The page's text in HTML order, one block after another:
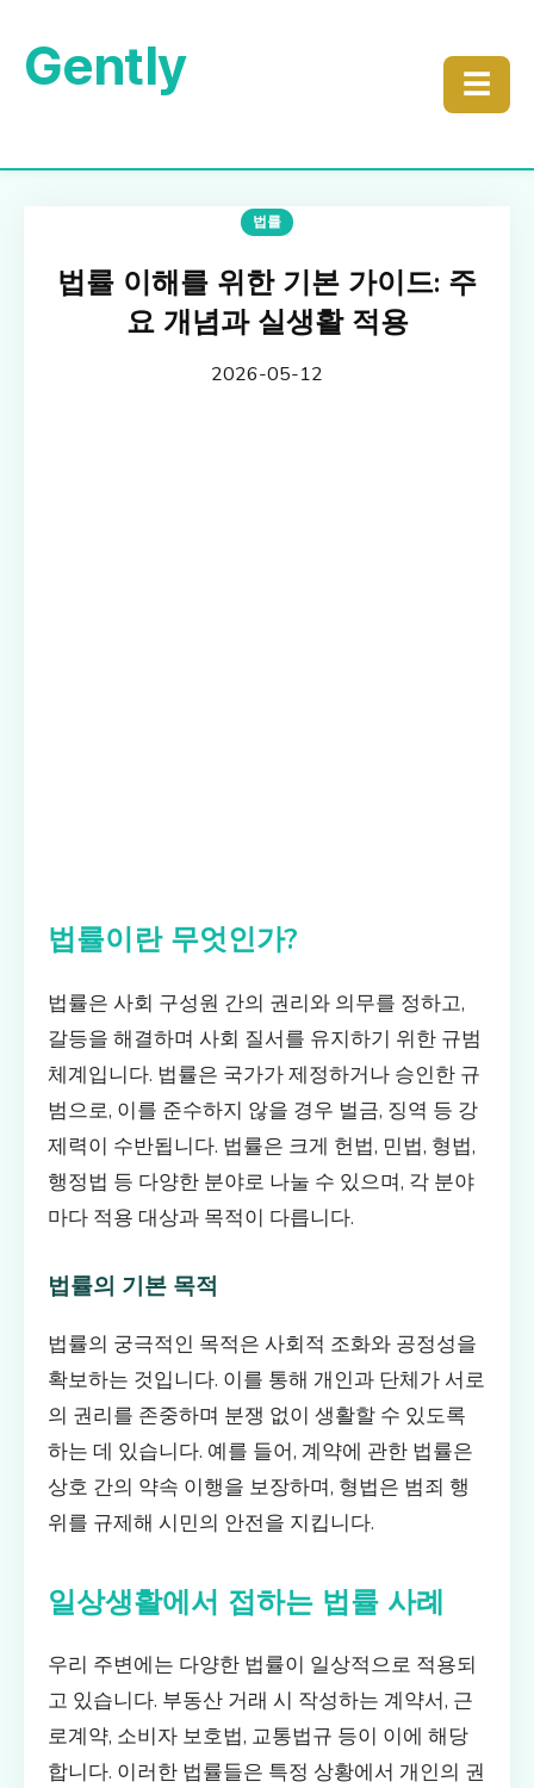
Gently ☰
법률
법률 이해를 위한 기본 가이드: 주
요 개념과 실생활 적용
2026-05-12
법률이란 무엇인가?
법률은 사회 구성원 간의 권리와 의무를 정하고,
갈등을 해결하며 사회 질서를 유지하기 위한 규범
체계입니다. 법률은 국가가 제정하거나 승인한 규
범으로, 이를 준수하지 않을 경우 벌금, 징역 등 강
제력이 수반됩니다. 법률은 크게 헌법, 민법, 형법,
행정법 등 다양한 분야로 나눌 수 있으며, 각 분야
마다 적용 대상과 목적이 다릅니다.
법률의 기본 목적
법률의 궁극적인 목적은 사회적 조화와 공정성을
확보하는 것입니다. 이를 통해 개인과 단체가 서로
의 권리를 존중하며 분쟁 없이 생활할 수 있도록
하는 데 있습니다. 예를 들어, 계약에 관한 법률은
상호 간의 약속 이행을 보장하며, 형법은 범죄 행
위를 규제해 시민의 안전을 지킵니다.
일상생활에서 접하는 법률 사례
우리 주변에는 다양한 법률이 일상적으로 적용되
고 있습니다. 부동산 거래 시 작성하는 계약서, 근
로계약, 소비자 보호법, 교통법규 등이 이에 해당
합니다. 이러한 법률들은 특정 상황에서 개인의 권